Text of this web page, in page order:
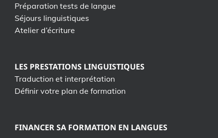
Préparation tests de langue
Séjours linguistiques
Atelier d’écriture
LES PRESTATIONS LINGUISTIQUES
Traduction et interprétation
Définir votre plan de formation
FINANCER SA FORMATION EN LANGUES